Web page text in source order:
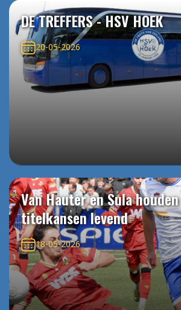
DE TREFFERS - HSV HOEK
20-05-2026
Van Hauter en Sula
titelkansen levend
18-05-2026